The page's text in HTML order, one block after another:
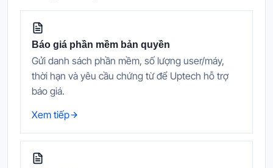
Báo giá phần mềm bản quyền
Gửi danh sách phần mềm, số lượng user/máy,
thời hạn và yêu cầu chứng từ để Uptech hỗ trợ
báo giá.
Xem tiếp